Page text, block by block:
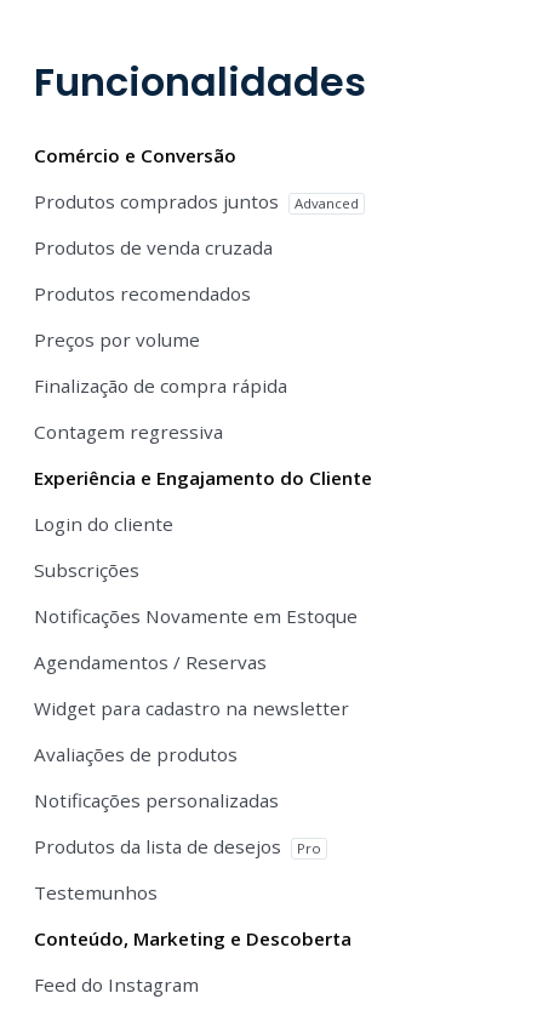
Funcionalidades
Comércio e Conversão
Produtos comprados juntos
Advanced
Produtos de venda cruzada
Produtos recomendados
Preços por volume
Finalização de compra rápida
Contagem regressiva
Experiência e Engajamento do Cliente
Login do cliente
Subscrições
Notificações Novamente em Estoque
Agendamentos / Reservas
Widget para cadastro na newsletter
Avaliações de produtos
Notificações personalizadas
Produtos da lista de desejos
Pro
Testemunhos
Conteúdo, Marketing e Descoberta
Feed do Instagram